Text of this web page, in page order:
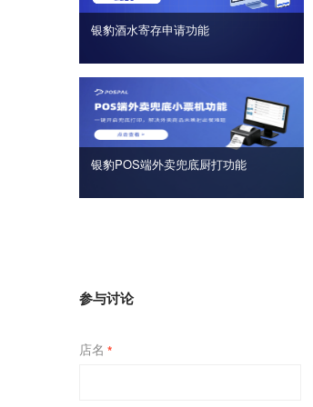
银豹酒水寄存申请功能
银豹POS端外卖兜底厨打功能
参与讨论
店名 *